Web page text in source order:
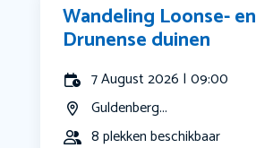
Wandeling Loonse- en
Drunense duinen
7 August 2026 | 09:00
Guldenberg...
8 plekken beschikbaar